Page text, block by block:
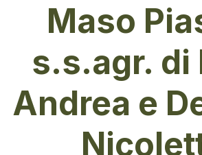
Maso
s.s.agr. di
Andrea e